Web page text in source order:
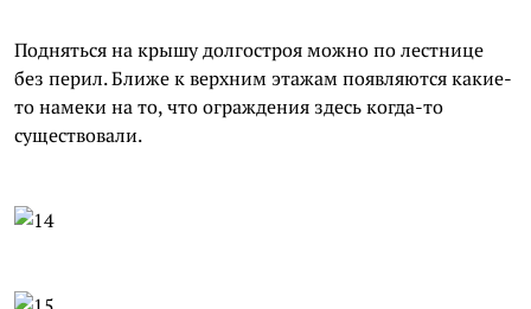
Подняться на крышу долгостроя можно по лестнице
без перил. Ближе к верхним этажам появляются какие-
то намеки на то, что ограждения здесь когда-то
существовали.